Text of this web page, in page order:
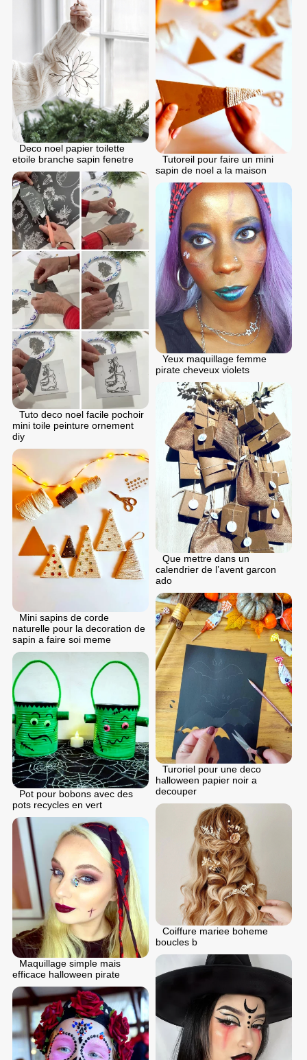
Deco noel papier toilette
etoile branche sapin fenetre
Tutoreil pour faire un mini
sapin de noel a la maison
Tuto deco noel facile pochoir
mini toile peinture ornement
diy
Yeux maquillage femme
pirate cheveux violets
Que mettre dans un
calendrier de l’avent garcon
ado
Mini sapins de corde
naturelle pour la decoration de
sapin a faire soi meme
Turoriel pour une deco
halloween papier noir a
decouper
Pot pour bobons avec des
pots recycles en vert
Coiffure mariee boheme
boucles b
Maquillage simple mais
efficace halloween pirate